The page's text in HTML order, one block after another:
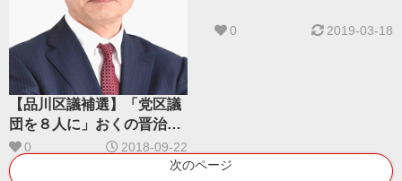
【品川区議補選】「党区議
団を８人に」おくの晋治候
補奮闘
0 2018-09-22
0 2019-03-18
次のページ